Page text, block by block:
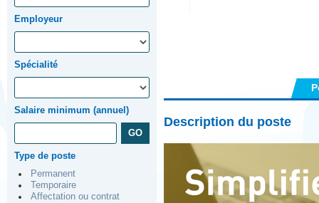
Employeur
Spécialité
Salaire minimum (annuel)
Type de poste
Permanent
Temporaire
Affectation ou contrat
Description du poste